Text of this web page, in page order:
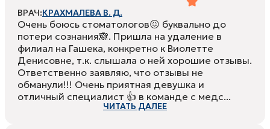
ВРАЧ:КРАХМАЛЕВА В. Д.
Очень боюсь стоматологов😖 буквально до
потери сознания🙈. Пришла на удаление в
филиал на Гашека, конкретно к Виолетте
Денисовне, т.к. слышала о ней хорошие отзывы.
Ответственно заявляю, что отзывы не
обманули!!! Очень приятная девушка и
отличный специалист 👍 в команде с медс...
ЧИТАТЬ ДАЛЕЕ